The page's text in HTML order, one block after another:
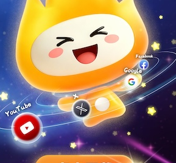
反对[0]
风驰加速器 旋风加速器
八戒看书
闪电猫加速器
极光加速器
极光加速器
免费vqn加速外网
海外加速器试用一小时